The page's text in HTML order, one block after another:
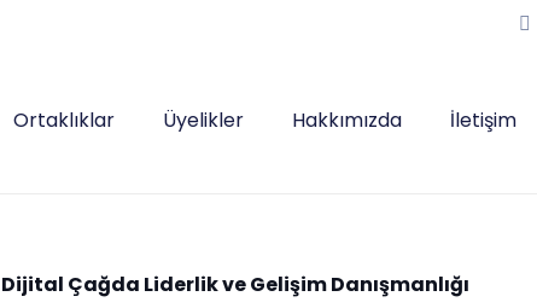
Ortaklıklar Üyelikler Hakkımızda İletişim
Dijital Çağda Liderlik ve Gelişim Danışmanlığı